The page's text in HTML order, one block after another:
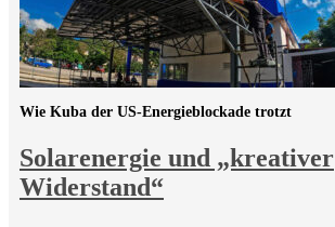
Solarenergie und „kreativer
Widerstand“
Wie Kuba der US-Energieblockade trotzt